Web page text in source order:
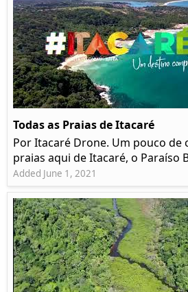
Todas as Praias de Itacaré
Por Itacaré Drone. Um pouco de
praias aqui de Itacaré, o Paraíso
Added June 1, 2021